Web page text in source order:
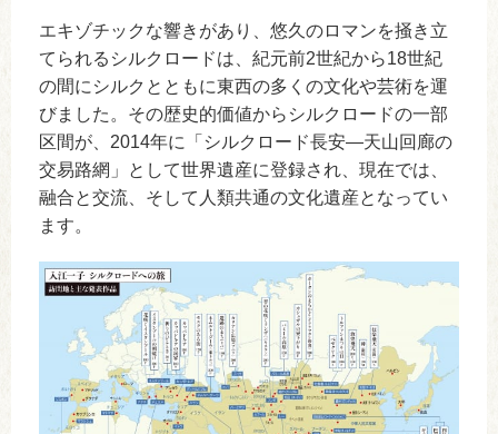
エキゾチックな響きがあり、悠久のロマンを掻き立
てられるシルクロードは、紀元前2世紀から18世紀
の間にシルクとともに東西の多くの文化や芸術を運
びました。その歴史的価値からシルクロードの一部
区間が、2014年に「シルクロード長安―天山回廊の
交易路網」として世界遺産に登録され、現在では、
融合と交流、そして人類共通の文化遺産となってい
ます。